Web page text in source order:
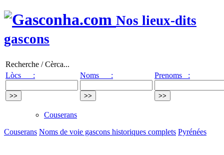
Nos lieux-dits
gascons
Recherche / Cèrca...
Lòcs :
Noms : Prenoms :
Couserans
Couserans Noms de voie gascons historiques complets Pyrénées